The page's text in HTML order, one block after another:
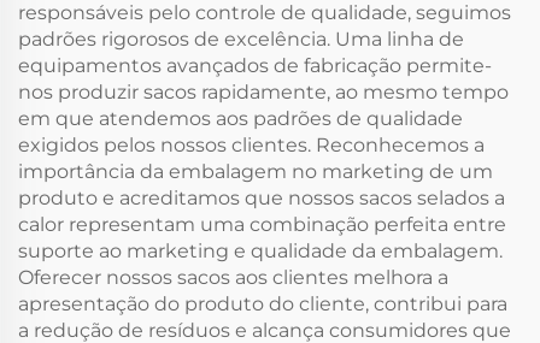
responsáveis pelo controle de qualidade, seguimos
padrões rigorosos de excelência. Uma linha de
equipamentos avançados de fabricação permite-
nos produzir sacos rapidamente, ao mesmo tempo
em que atendemos aos padrões de qualidade
exigidos pelos nossos clientes. Reconhecemos a
importância da embalagem no marketing de um
produto e acreditamos que nossos sacos selados a
calor representam uma combinação perfeita entre
suporte ao marketing e qualidade da embalagem.
Oferecer nossos sacos aos clientes melhora a
apresentação do produto do cliente, contribui para
a redução de resíduos e alcança consumidores que